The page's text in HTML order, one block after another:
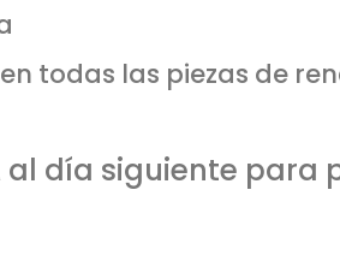
todas las piezas de
al día siguiente para